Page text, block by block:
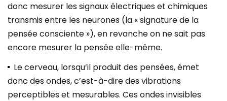
donc mesurer les signaux électriques et chimiques
transmis entre les neurones (la « signature de la
pensée consciente »), en revanche on ne sait pas
encore mesurer la pensée elle-même.
Le cerveau, lorsqu’il produit des pensées, émet
donc des ondes, c’est-à-dire des vibrations
perceptibles et mesurables. Ces ondes invisibles